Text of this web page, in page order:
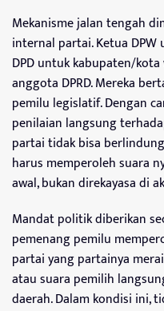
Mekanisme jalan tengah
internal partai. Ketua
DPD untuk kabupaten/
anggota DPRD. Mereka
pemilu legislatif. Dengan
penilaian langsung
partai tidak bisa
harus memperoleh suara
awal, bukan direkayasa di
Mandat politik diberikan
pemenang pemilu
partai yang partainya
atau suara pemilih
daerah. Dalam kondisi ini,